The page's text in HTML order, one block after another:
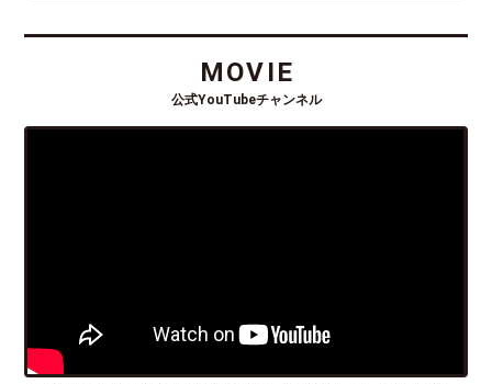
MOVIE
公式YouTubeチャンネル